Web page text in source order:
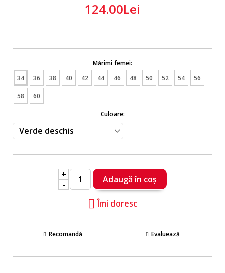
124.00Lei
Mărimi femei:
34
36 38 40 42 44 46 48 50 52 54 56
58 60
Culoare:
+
-
Îmi doresc
Recomandă Evaluează